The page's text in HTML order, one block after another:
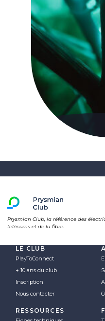
Prysmian Club, la référence des
télécoms et de la fibre.
LE CLUB
PlayToConnect
+ 10 ans du club
Inscription
Nous contacter
RESSOURCES